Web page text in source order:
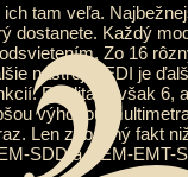
tam veľa.
dostanete. Každý
Zo 16
nástroje. EDI je
Realita je však
výhodou
Len zábavný fakt
SDD a REM-EMT-